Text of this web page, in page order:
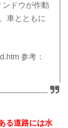
ドウが作動
車とともに
参考：
る道路には水